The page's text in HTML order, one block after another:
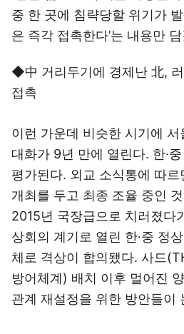
중 한 곳에 침략당할 위기가
은 즉각 접촉한다’는 내용만
◆中 거리두기에 경제난 北,
접촉
이런 가운데 비슷한 시기에 서
대화가 9년 만에 열린다. 한·
평가된다. 외교 소식통에 따르
개최를 두고 최종 조율 중인
2015년 국장급으로 치러졌다
상회의 계기로 열린 한·중 정
체로 격상이 합의됐다. 사드
방어체계) 배치 이후 멀어진
관계 재설정을 위한 방안들이